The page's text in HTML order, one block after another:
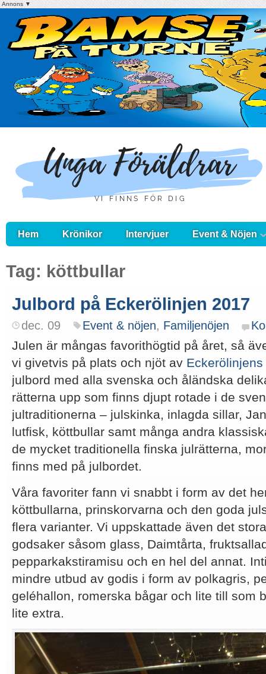
Annons ▼
Hem Krönikor Intervjuer Event & Nöjen
Tag: köttbullar
Julbord på Eckerölinjen 2017
dec. 09 Event & nöjen, Familjenöjen
Julen är mångas favorithögtid på året, så
vi givetvis på plats och njöt av Eckerölinjens
julbord med alla svenska och åländska
rätterna upp som finns djupt rotade i de
jultraditionerna – julskinka, inlagda sillar,
lutfisk, köttbullar samt många andra
de mycket traditionella finska julrätterna,
finns med på julbordet.
Våra favoriter fann vi snabbt i form av det
köttbullarna, prinskorvarna och den goda
flera varianter. Vi uppskattade även det
godsaker såsom glass, Daimtårta,
pepparkakstiramisu och en hel del annat.
mindre utbud av godis i form av polkagris,
geléhallon, romerska bågar och lite till som
lite extra.